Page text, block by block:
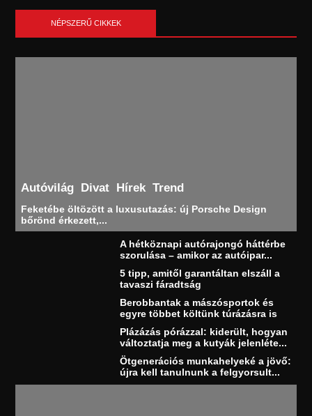
NÉPSZERŰ CIKKEK
Autóvilág Divat Hírek Trend
Feketébe öltözött a luxusutazás: új Porsche Design
bőrönd érkezett,...
A hétköznapi autórajongó háttérbe
szorulása – amikor az autóipar...
5 tipp, amitől garantáltan elszáll a
tavaszi fáradtság
Berobbantak a mászósportok és
egyre többet költünk túrázásra is
Plázázás pórázzal: kiderült, hogyan
változtatja meg a kutyák jelenléte...
Ötgenerációs munkahelyeké a jövő:
újra kell tanulnunk a felgyorsult...